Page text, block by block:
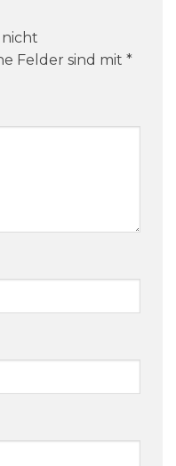
nicht
Felder sind mit *